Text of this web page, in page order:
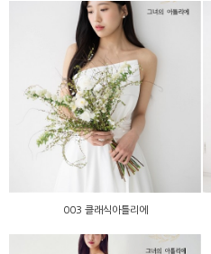
003 클래식아틀리에
003 클래식아틀리에